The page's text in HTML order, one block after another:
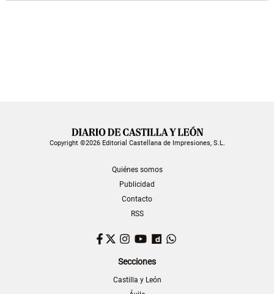
Copyright ©2026 Editorial Castellana de Impresiones, S.L.
Quiénes somos
Publicidad
Contacto
RSS
Facebook
TwitterInstagram
YouTubeDailymotion
Secciones
Castilla y León